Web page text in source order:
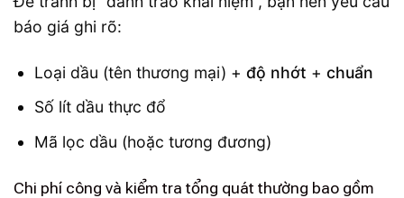
báo giá ghi rõ:
Loại dầu (tên thương mại) + độ nhớt + chuẩn
Số lít dầu thực đổ
Mã lọc dầu (hoặc tương đương)
Chi phí công và kiểm tra tổng quát thường bao gồm